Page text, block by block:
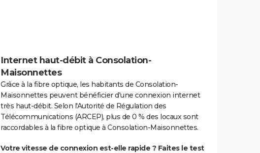
Internet haut-débit à Consolation-
Maisonnettes
Grâce à la fibre optique, les habitants de Consolation-
Maisonnettes peuvent bénéficier d'une connexion internet
très haut-débit. Selon l'Autorité de Régulation des
Télécommunications (ARCEP), plus de 0 % des locaux sont
raccordables à la fibre optique à Consolation-Maisonnettes.
Votre vitesse de connexion est-elle rapide ? Faites le test